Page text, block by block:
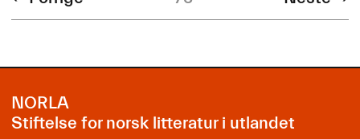
NORLA
Stiftelse for norsk litteratur i utlandet